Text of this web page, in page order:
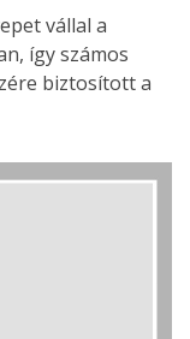
vállal a
így számos
biztosított a